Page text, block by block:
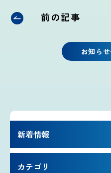
富士登山ルールと
イマフジプロジェ
サイネージプロジ
お知らせ
前の記事
お知ら
新着情報
カテゴリ